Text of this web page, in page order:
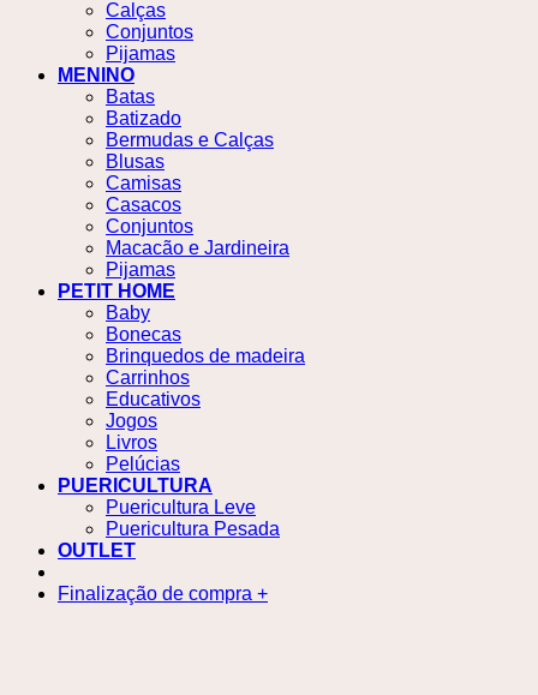
Calças
Conjuntos
Pijamas
MENINO
Batas
Batizado
Bermudas e Calças
Blusas
Camisas
Casacos
Conjuntos
Macacão e Jardineira
Pijamas
PETIT HOME
Baby
Bonecas
Brinquedos de madeira
Carrinhos
Educativos
Jogos
Livros
Pelúcias
PUERICULTURA
Puericultura Leve
Puericultura Pesada
OUTLET
Finalização de compra +